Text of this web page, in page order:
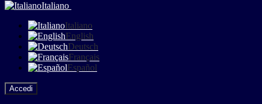
Italiano
Italiano
English
Deutsch
Français
Español
Accedi